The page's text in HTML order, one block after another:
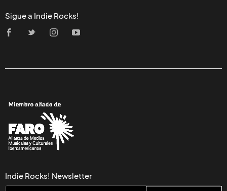
Sigue a Indie Rocks!
Indie Rocks! Newsletter